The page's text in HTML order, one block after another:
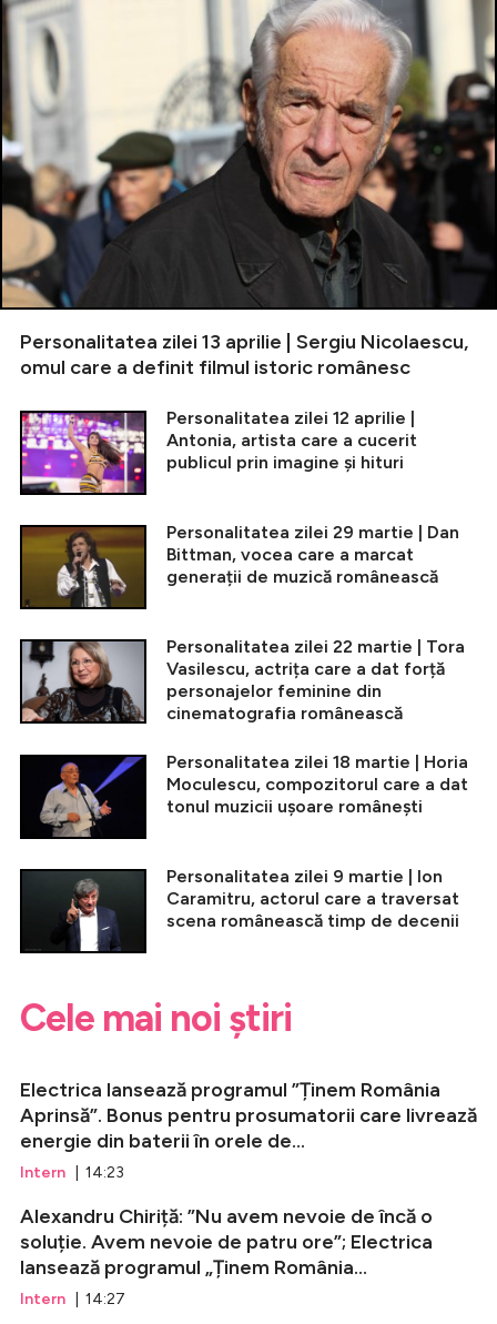
Personalitatea zilei 13 aprilie | Sergiu Nicolaescu,
omul care a definit filmul istoric românesc
Personalitatea zilei 12 aprilie |
Antonia, artista care a cucerit
publicul prin imagine și hituri
Personalitatea zilei 29 martie | Dan
Bittman, vocea care a marcat
generații de muzică românească
Personalitatea zilei 22 martie | Tora
Vasilescu, actrița care a dat forță
personajelor feminine din
cinematografia românească
Personalitatea zilei 18 martie | Horia
Moculescu, compozitorul care a dat
tonul muzicii ușoare românești
Personalitatea zilei 9 martie | Ion
Caramitru, actorul care a traversat
scena românească timp de decenii
Cele mai noi știri
Electrica lansează programul ”Ținem România
Aprinsă”. Bonus pentru prosumatorii care livrează
energie din baterii în orele de...
Intern | 14:23
Alexandru Chiriță: ”Nu avem nevoie de încă o
soluție. Avem nevoie de patru ore”; Electrica
lansează programul „Ținem România...
Intern | 14:27